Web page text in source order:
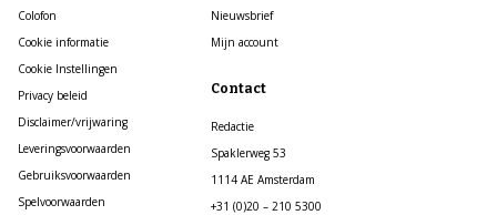
Colofon
Cookie informatie
Cookie Instellingen
Privacy beleid
Disclaimer/vrijwaring
Leveringsvoorwaarden
Gebruiksvoorwaarden
Spelvoorwaarden
Nieuwsbrief
Mijn account
Contact
Redactie
Spaklerweg 53
1114 AE Amsterdam
+31 (0)20 – 210 5300